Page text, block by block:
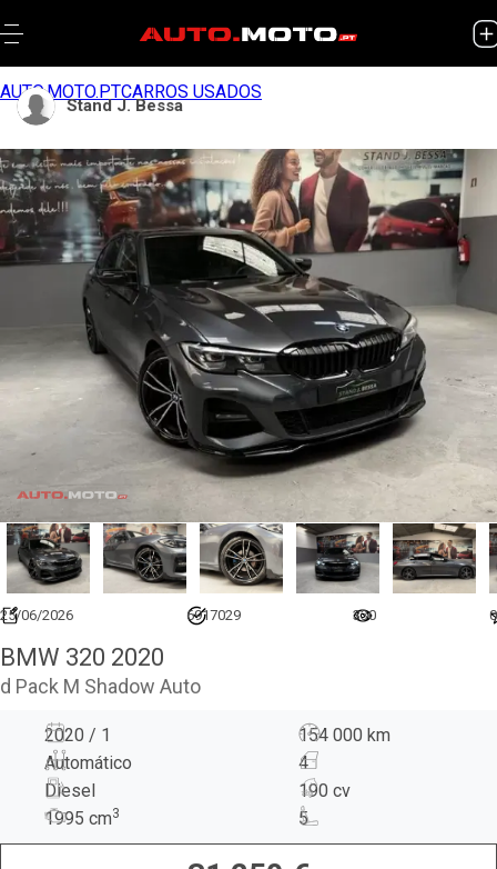
AUTO.MOTO.PTCARROS USADOS
25/06/2026 6917029 330 0
BMW 320 2020
d Pack M Shadow Auto
2020 / 1
154 000 km
Automático
4
Diesel
190 cv
1995 cm3 5
Stand J. Bessa